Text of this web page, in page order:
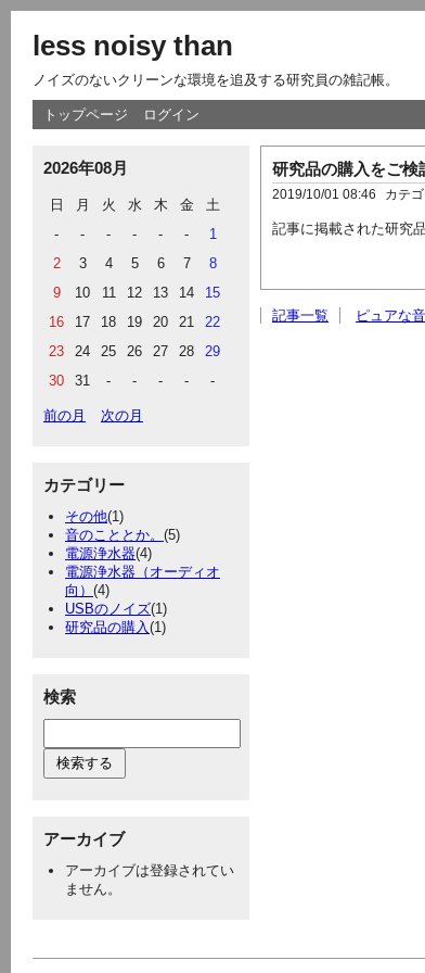
less noisy than
ノイズのないクリーンな環境を追及する研究員の雑記帳。
トップページ ログイン
2026年08月
日 月 火 水 木 金
土
-
- - - - -
1
2
3 4 5 6 7
8
9
10 11 12 13 14
15
16
17 18 19 20 21
22
23
24 25 26 27 28
29
30
31 - - - - -
前の月 次の月
カテゴリー
その他(1)
音のこととか。 (5)
電源浄水器(4)
電源浄水器（オーディオ
向） (4)
USBのノイズ(1)
研究品の購入(1)
検索
アーカイブ
アーカイブは登録されてい
ません。
研究品の購入をご検
2019/10/01 08:46 カテゴ
記事に掲載された研究
記事一覧 ピュアな